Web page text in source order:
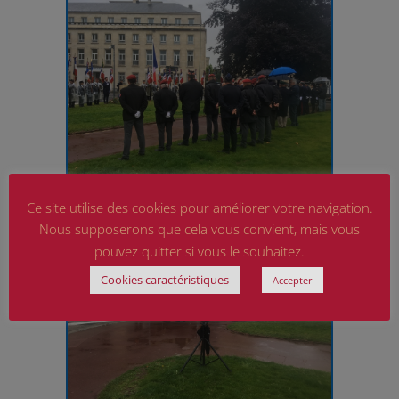
Ce site utilise des cookies pour améliorer votre navigation.
Nous supposerons que cela vous convient, mais vous
pouvez quitter si vous le souhaitez.
Cookies caractéristiques Accepter